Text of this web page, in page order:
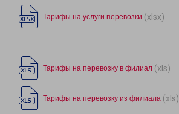
Тарифы на услуги перевозки (xlsx)
Тарифы на перевозку в филиал (xls)
Тарифы на перевозку из филиала (xls)